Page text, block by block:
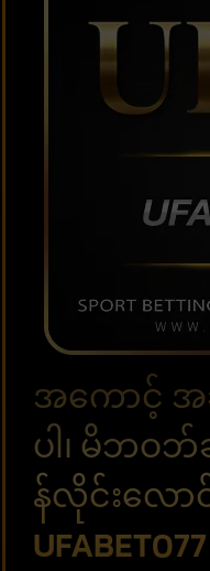
အကောင့် အ
ပါ၊ မိဘဝ
န်လိုင်းလော
UFABET077